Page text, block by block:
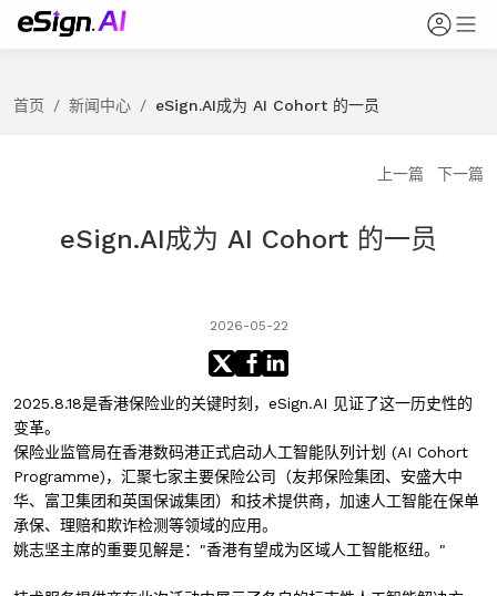
首页 / 新闻中心 / eSign.AI成为 AI Cohort 的一员
上一篇 下一篇
eSign.AI成为 AI Cohort 的一员
2026-05-22
2025.8.18是香港保险业的关键时刻，eSign.AI 见证了这一历史性的
变革。
保险业监管局在香港数码港正式启动人工智能队列计划 (AI Cohort
Programme)，汇聚七家主要保险公司（友邦保险集团、安盛大中
华、富卫集团和英国保诚集团）和技术提供商，加速人工智能在保单
承保、理赔和欺诈检测等领域的应用。
姚志坚主席的重要见解是："香港有望成为区域人工智能枢纽。"